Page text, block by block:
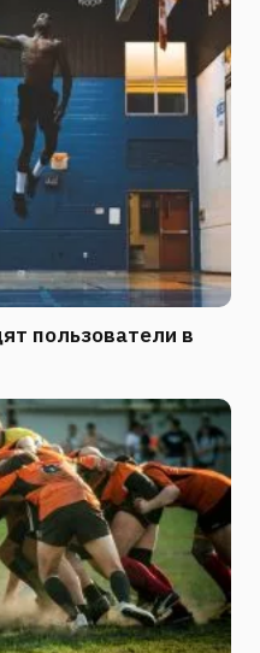
пользователи в